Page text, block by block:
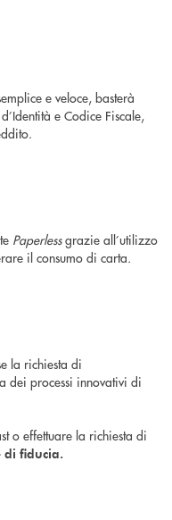
e veloce, basterà
e Codice Fiscale,
Paperlessgrazie all’utilizzo
il consumo di carta.
la richiesta di
dei processi innovativi di
o effettuare la richiesta di
di fiducia.